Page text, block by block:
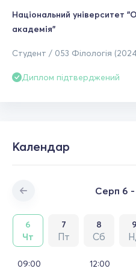
Національний університет
академія"
Студент / 053 Філологія
Диплом підтверджений
Календар
Серп 6 -
6
Чт
7
Пт
8
Сб
9
09:00 12:00